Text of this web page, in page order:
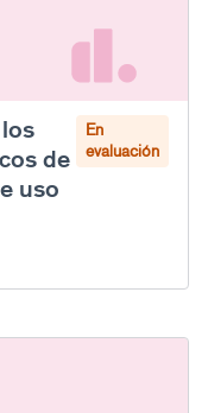
de
uso
En
evaluación